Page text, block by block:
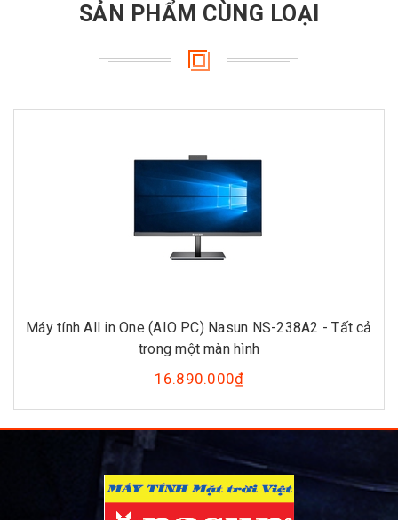
SẢN PHẨM CÙNG LOẠI
Máy tính All in One (AIO PC) Nasun NS-238A2 - Tất cả
trong một màn hình
16.890.000₫